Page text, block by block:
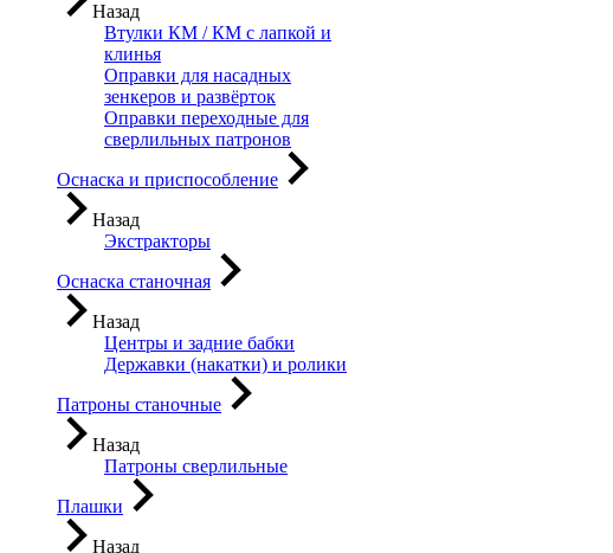
Назад
Втулки КМ / КМ с лапкой и
клинья
Оправки для насадных
зенкеров и развёрток
Оправки переходные для
сверлильных патронов
Оснаска и приспособление
Назад
Экстракторы
Оснаска станочная
Назад
Центры и задние бабки
Державки (накатки) и ролики
Патроны станочные
Назад
Патроны сверлильные
Плашки
Назад